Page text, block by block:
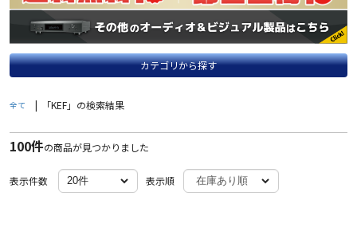
カテゴリから探す
全て | 「KEF」の検索結果
100件の商品が見つかりました
表示件数 表示順